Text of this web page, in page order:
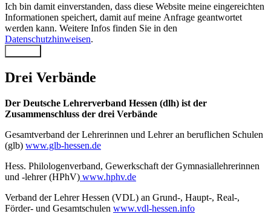
Ich bin damit einverstanden, dass diese Website meine eingereichten
Informationen speichert, damit auf meine Anfrage geantwortet
werden kann. Weitere Infos finden Sie in den
Datenschutzhinweisen.
Drei Verbände
Der Deutsche Lehrerverband Hessen (dlh) ist der
Zusammenschluss der drei Verbände
Gesamtverband der Lehrerinnen und Lehrer an beruflichen Schulen
(glb) www.glb-hessen.de
Hess. Philologenverband, Gewerkschaft der Gymnasiallehrerinnen
und -lehrer (HPhV) www.hphv.de
Verband der Lehrer Hessen (VDL) an Grund-, Haupt-, Real-,
Förder- und Gesamtschulen www.vdl-hessen.info